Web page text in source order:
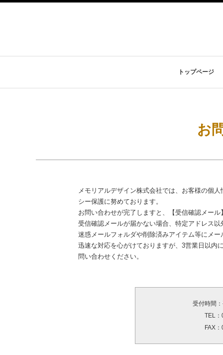
トップページ
お
メモリアルデザイン株式会社では、お客様の個
シー保護に努めております。
お問い合わせが完了しますと、【受信確認メール
受信確認メールが届かない場合、特定アドレス以
迷惑メールフォルダや削除済みアイテム等にメー
迅速な対応を心がけておりますが、3営業日以内
問い合わせください。
受付時間
TEL
FAX